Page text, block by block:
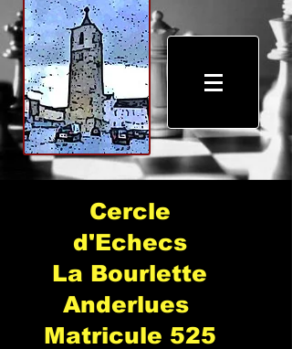
Cercle
d'Echecs
La Bourlette
Anderlues
Matricule 525